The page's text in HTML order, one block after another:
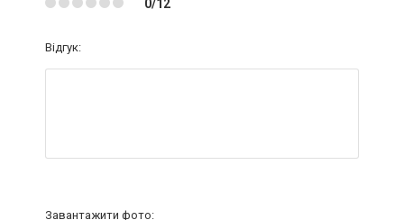
0/12
Відгук:
Завантажити фото: